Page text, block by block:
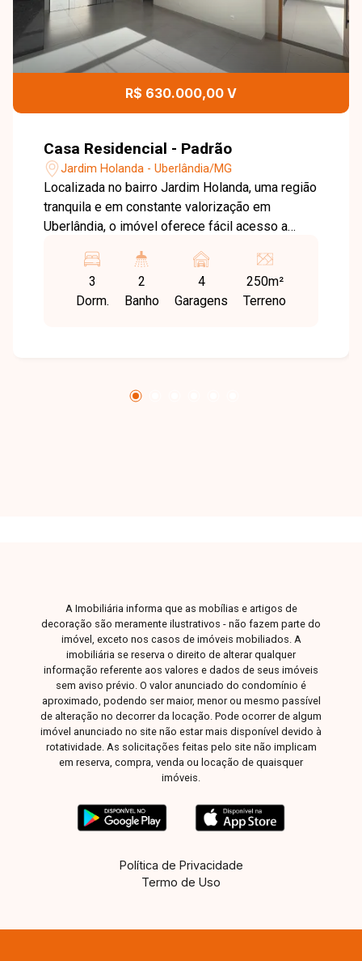
R$ 630.000,00 V
Casa Residencial - Padrão
Jardim Holanda - Uberlândia/MG
Localizada no bairro Jardim Holanda, uma região
tranquila e em constante valorização em
Uberlândia, o imóvel oferece fácil acesso a
cidade, sendo ideal para quem busca qualidade
de vida e praticidade no dia a dia. A casa possui
140m² de área construída em um terreno de
destaca pelo quintal gramado, teto rebaixado
3
Dorm.
2
Banho
4
Garagens
250m²
Terreno
A Imobiliária informa que as mobílias e artigos de
decoração são meramente ilustrativos - não fazem parte do
imóvel, exceto nos casos de imóveis mobiliados. A
imobiliária se reserva o direito de alterar qualquer
informação referente aos valores e dados de seus imóveis
sem aviso prévio. O valor anunciado do condomínio é
aproximado, podendo ser maior, menor ou mesmo passível
de alteração no decorrer da locação. Pode ocorrer de algum
imóvel anunciado no site não estar mais disponível devido à
rotatividade. As solicitações feitas pelo site não implicam
em reserva, compra, venda ou locação de quaisquer
imóveis.
Política de Privacidade
Termo de Uso